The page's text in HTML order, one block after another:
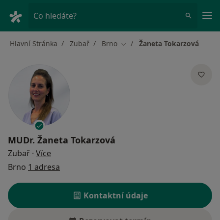
Co hledáte?
Hlavní Stránka Zubař Brno Změna města
Žaneta Tokarzová
MUDr. Žaneta Tokarzová
Zubař · Více
Brno 1 adresa
Kontaktní údaje